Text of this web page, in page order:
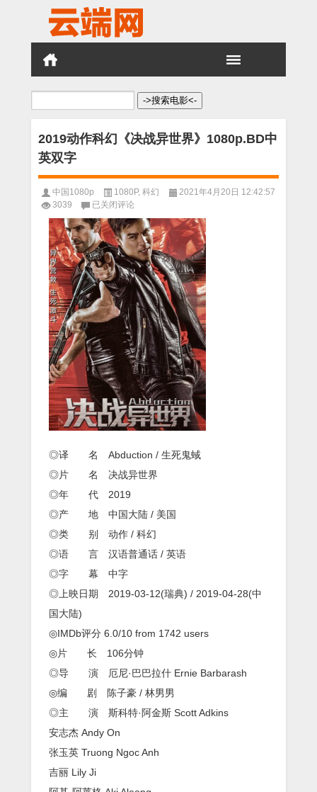
搜
2019动作科幻《决战异世界》1080p.BD中
英双字
中国1080p 1080P, 科幻
2021年4月20日 12:42:57
3039
2019
动
作
科
幻
《决
战
异
世
界》
1080p.BD
中
英
双
已关闭评论
◎译 名 Abduction / 生死鬼蜮
◎片 名 决战异世界
◎年 代 2019
◎产 地 中国大陆 / 美国
◎类 别 动作 / 科幻
◎语 言 汉语普通话 / 英语
◎字 幕 中字
◎上映日期 2019-03-12(瑞典) / 2019-04-28(中
国大陆)
◎IMDb评分 6.0/10 from 1742 users
◎片 长 106分钟
◎导 演 厄尼·巴巴拉什 Ernie Barbarash
◎编 剧 陈子豪 / 林男男
◎主 演 斯科特·阿金斯 Scott Adkins
安志杰 Andy On
张玉英 Truong Ngoc Anh
吉丽 Lily Ji